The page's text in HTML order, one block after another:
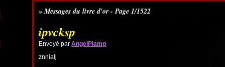
» Messages du livre d'or - Page 1/1522
ipvcksp
Envoyé parAngelPlamp
znnialj